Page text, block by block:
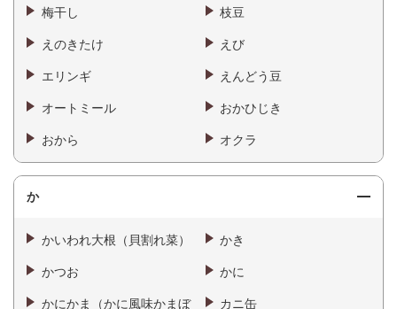
梅干し 枝豆
えのきたけ えび
エリンギ えんどう豆
オートミール おかひじき
おから オクラ
か
かいわれ大根（貝割れ菜） かき
かつお かに
かにかま（かに風味かまぼ カニ缶